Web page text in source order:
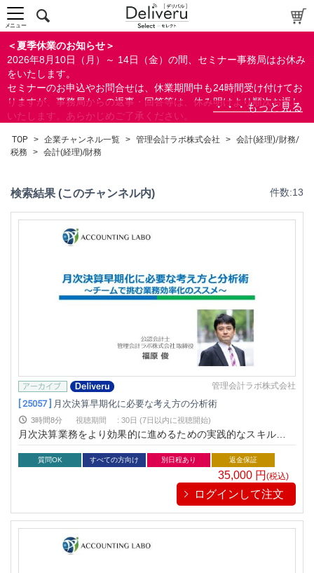
＜夏季休業のお知らせ＞
2026年8月10日（月）～ 14日（金）の間、セミナー事務局はお休み
をいたします。
セミナーのお申込やお問合せは、休業期間中も24時間受け付けてお
りますが、事務局からの返事・回答等は、休み明けより順次お返し
いたします。あらかじめご了承ください。
ができます。
メニュー
TOP > 企業チャンネル一覧 > 管理会計ラボ株式会社 > 会計(経理)/財務/
税務
> 会計(経理)/財務
検索結果 (このチャンネル内) 件数:13
管理会計ラボ株式会社
[ 25057 ] 月次決算早期化に必要な考え方の分析術
3時間8分 視聴期間 : 30日 (7日以内に視聴開始)
月次決算業務をより効果的に進めるための実践的なスキルを解
説します。
質問OK すべての方向け 別日程あり 返金保証
35,000 円 (税込)
ログインして注文